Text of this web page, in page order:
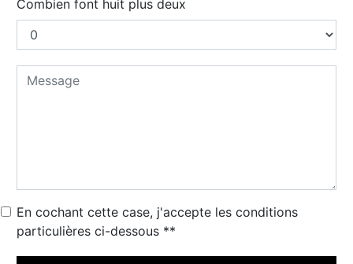
Combien font huit plus deux
En cochant cette case, j'accepte les conditions
particulières ci-dessous **